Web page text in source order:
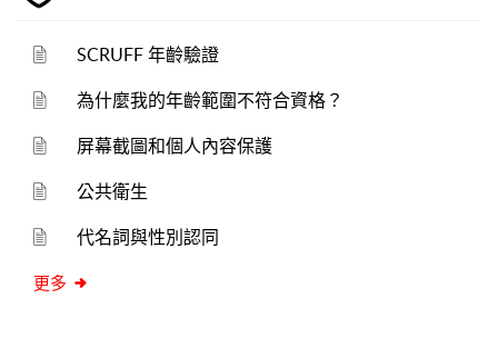
SCRUFF 年齡驗證
為什麼我的年齡範圍不符合資格？
屏幕截圖和個人內容保護
公共衛生
代名詞與性別認同
更多